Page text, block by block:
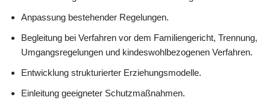
Anpassung bestehender Regelungen.
Begleitung bei Verfahren vor dem Familiengericht, Trennung,
Umgangsregelungen und kindeswohlbezogenen Verfahren.
Entwicklung strukturierter Erziehungsmodelle.
Einleitung geeigneter Schutzmaßnahmen.